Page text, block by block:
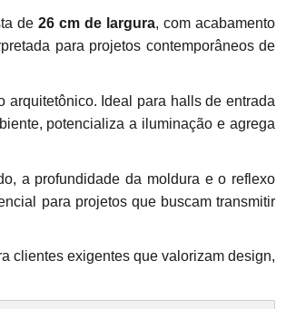
de26 cm de largura, com acabamento
para projetos contemporâneos de
arquitetônico. Ideal para halls de entrada
potencializa a iluminação e agrega
a profundidade da moldura e o reflexo
para projetos que buscam transmitir
clientes exigentes que valorizam design,